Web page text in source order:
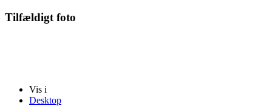
Tilfældigt foto
Vis i
Desktop